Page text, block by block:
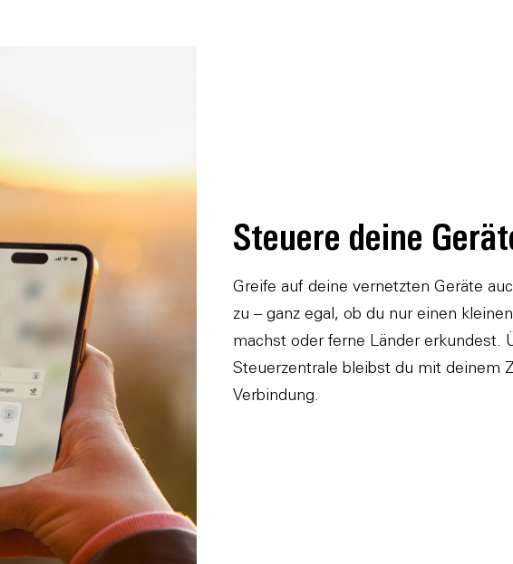
Steuere deine
Greife auf deine vernetzten Geräte
zu – ganz egal, ob du nur einen
machst oder ferne Länder erkundest.
Steuerzentrale bleibst du mit deinem
Verbindung.